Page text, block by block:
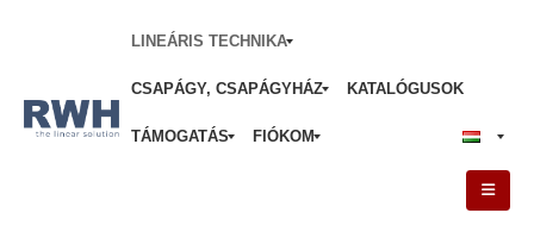
LINEÁRIS TECHNIKA
CSAPÁGY, CSAPÁGYHÁZ KATALÓGUSOK
TÁMOGATÁS FIÓKOM